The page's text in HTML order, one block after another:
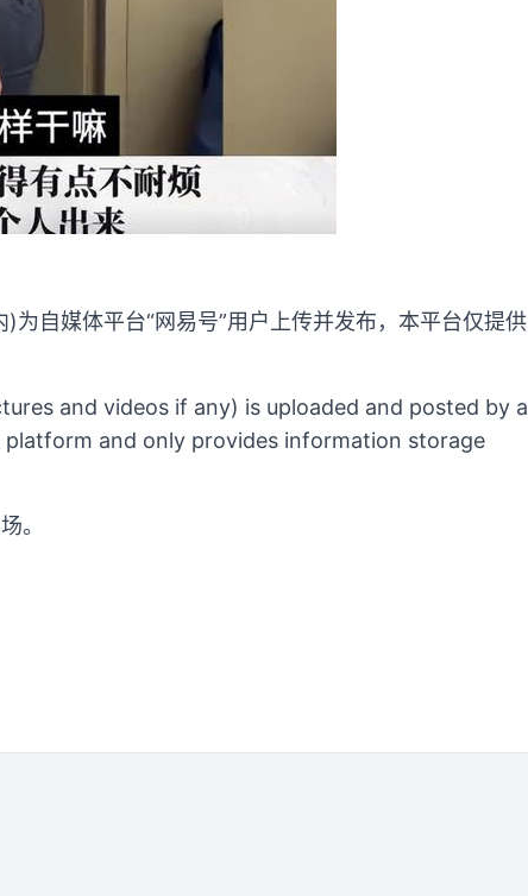
自媒体平台“网易号”用户上传并发布，本平台仅提供
and videos if any) is uploaded and posted by a
platform and only provides information storage
。